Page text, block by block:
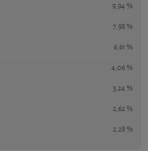
9,94 %
7,98 %
6,61 %
4,06 %
3,24 %
2,62 %
2,28 %